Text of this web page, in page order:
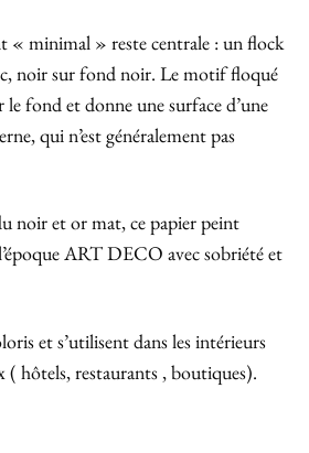
« minimal » reste centrale : un flock
noir sur fond noir. Le motif floqué
fond et donne une surface d’une
qui n’est généralement pas
noir et or mat, ce papier peint
ART DECO avec sobriété et
et s’utilisent dans les intérieurs
( hôtels, restaurants , boutiques).